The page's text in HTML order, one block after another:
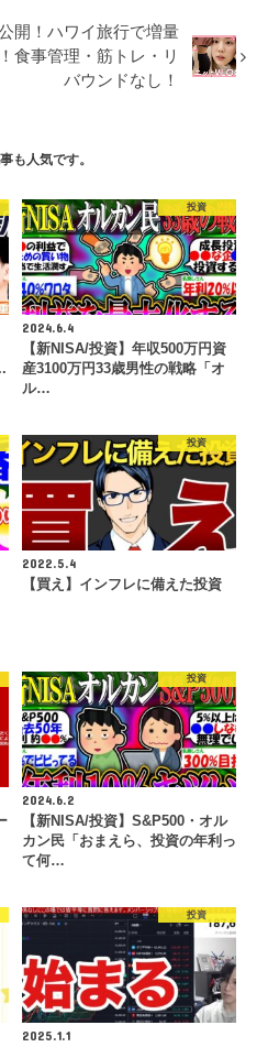
開！ハワイ旅行で増量
食事管理・筋トレ・リ
バウンドなし！
も人気です。
投資
2024.6.4
【新NISA/投資】年収500万円資
産3100万円33歳男性の戦略「オ
ル…
投資
2022.5.4
【買え】インフレに備えた投資
投資
2024.6.2
【新NISA/投資】S&P500・オル
カン民「おまえら、投資の年利っ
て何…
投資
2025.1.1